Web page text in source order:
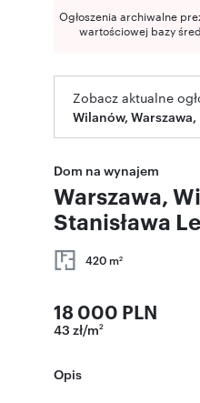
Ogłoszenia archiwalne
wartościowej bazy
Zobacz aktualne
Wilanów,
Dom na wynajem
Warszawa,
Stanisława
420 m2
18 000 PLN
43 zł/m2
Opis